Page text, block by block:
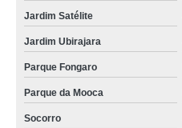
Jardim Satélite
Jardim Ubirajara
Parque Fongaro
Parque da Mooca
Socorro